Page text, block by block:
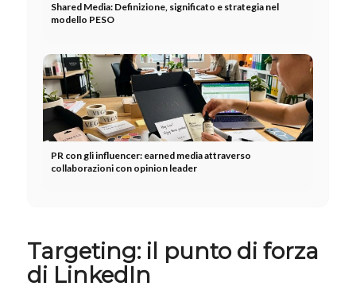
Shared Media: Definizione, significato e strategia nel
modello PESO
PR con gli influencer: earned media attraverso
collaborazioni con opinion leader
Targeting: il punto di forza
di LinkedIn